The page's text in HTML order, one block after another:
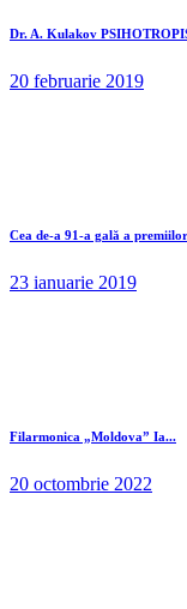
Dr. A. Kulakov
20 februarie 2019
Cea de-a 91-a gală a
23 ianuarie 2019
Filarmonica „Moldova” Ia...
20 octombrie 2022